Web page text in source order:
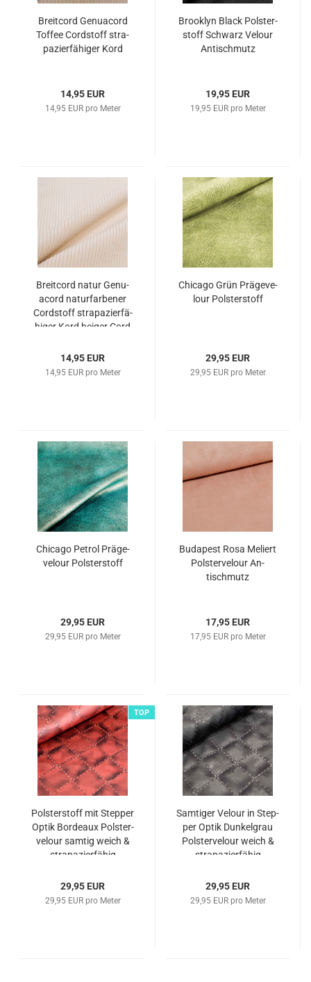
Breit­cord Ge­nu­acord
Tof­fee Cord­stoff stra­
pa­zier­fä­hi­ger Kord
14,95 EUR
14,95 EUR pro Meter
Brook­lyn Black Pols­ter­
stoff Schwarz Ve­lour
An­tischmutz
19,95 EUR
19,95 EUR pro Meter
Breit­cord natur Ge­nu­
acord na­tur­far­be­ner
Cord­stoff stra­pa­zier­fä­
hi­ger Kord bei­ger Cord
14,95 EUR
14,95 EUR pro Meter
Chi­ca­go Grün Prä­ge­ve­
lour Pols­ter­stoff
29,95 EUR
29,95 EUR pro Meter
Chi­ca­go Pe­trol Prä­ge­
ve­lour Pols­ter­stoff
29,95 EUR
29,95 EUR pro Meter
Bu­da­pest Rosa Me­liert
Pols­ter­ve­lour An­
tischmutz
17,95 EUR
17,95 EUR pro Meter
TOP
Pols­ter­stoff mit Step­per
Optik Bor­deaux Pols­ter­
ve­lour sam­tig weich &
stra­pa­zier­fä­hig
29,95 EUR
29,95 EUR pro Meter
Sam­ti­ger Ve­lour in Step­
per Optik Dun­kel­grau
Pols­ter­ve­lour weich &
stra­pa­zier­fä­hig
29,95 EUR
29,95 EUR pro Meter